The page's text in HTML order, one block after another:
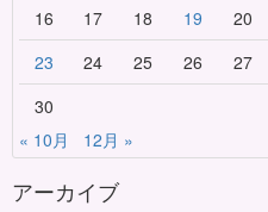
16
17 18 19 20
23
24 25 26 27
30
« 10月
12月 »
アーカイブ